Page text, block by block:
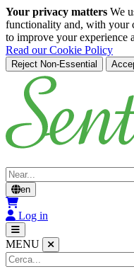
Your privacy matters We
functionality and, with your
to improve your experience
Read our Cookie Policy
Reject Non-Essential
Skip to main content
Cerca
en
Log in
MENU